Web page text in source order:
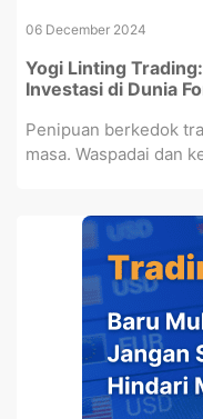
06 December 2024
Yogi Linting
Investasi di Dunia
Penipuan berkedok
masa. Waspadai dan